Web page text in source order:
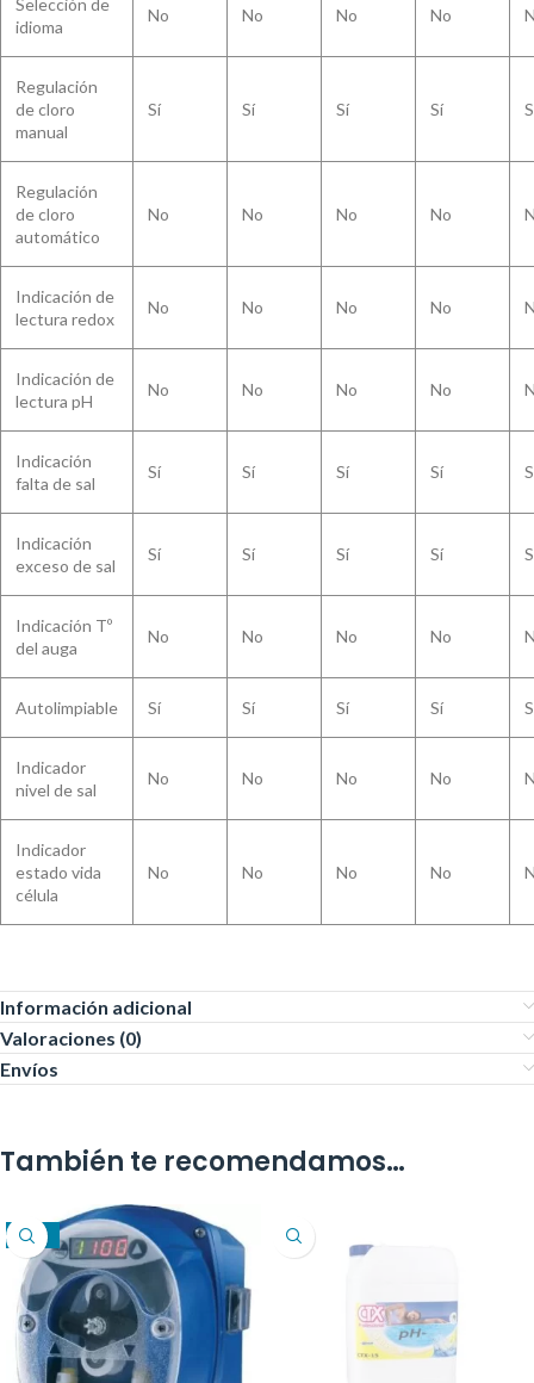
idioma
No No No No
Regulación
de cloro
manual
Sí Sí Sí Sí
Regulación
de cloro
automático
No No No No
Indicación de
lectura redox
No No No No
Indicación de
lectura pH
No No No No
Indicación
falta de sal
Sí Sí Sí Sí
Indicación
exceso de sal
Sí Sí Sí Sí
Indicación Tº
del auga
No No No No
Autolimpiable Sí Sí Sí Sí
Indicador
nivel de sal
No No No No
Indicador
estado vida
célula
No No No No
Información adicional
Valoraciones (0)
Envíos
También te recomendamos…
-29%